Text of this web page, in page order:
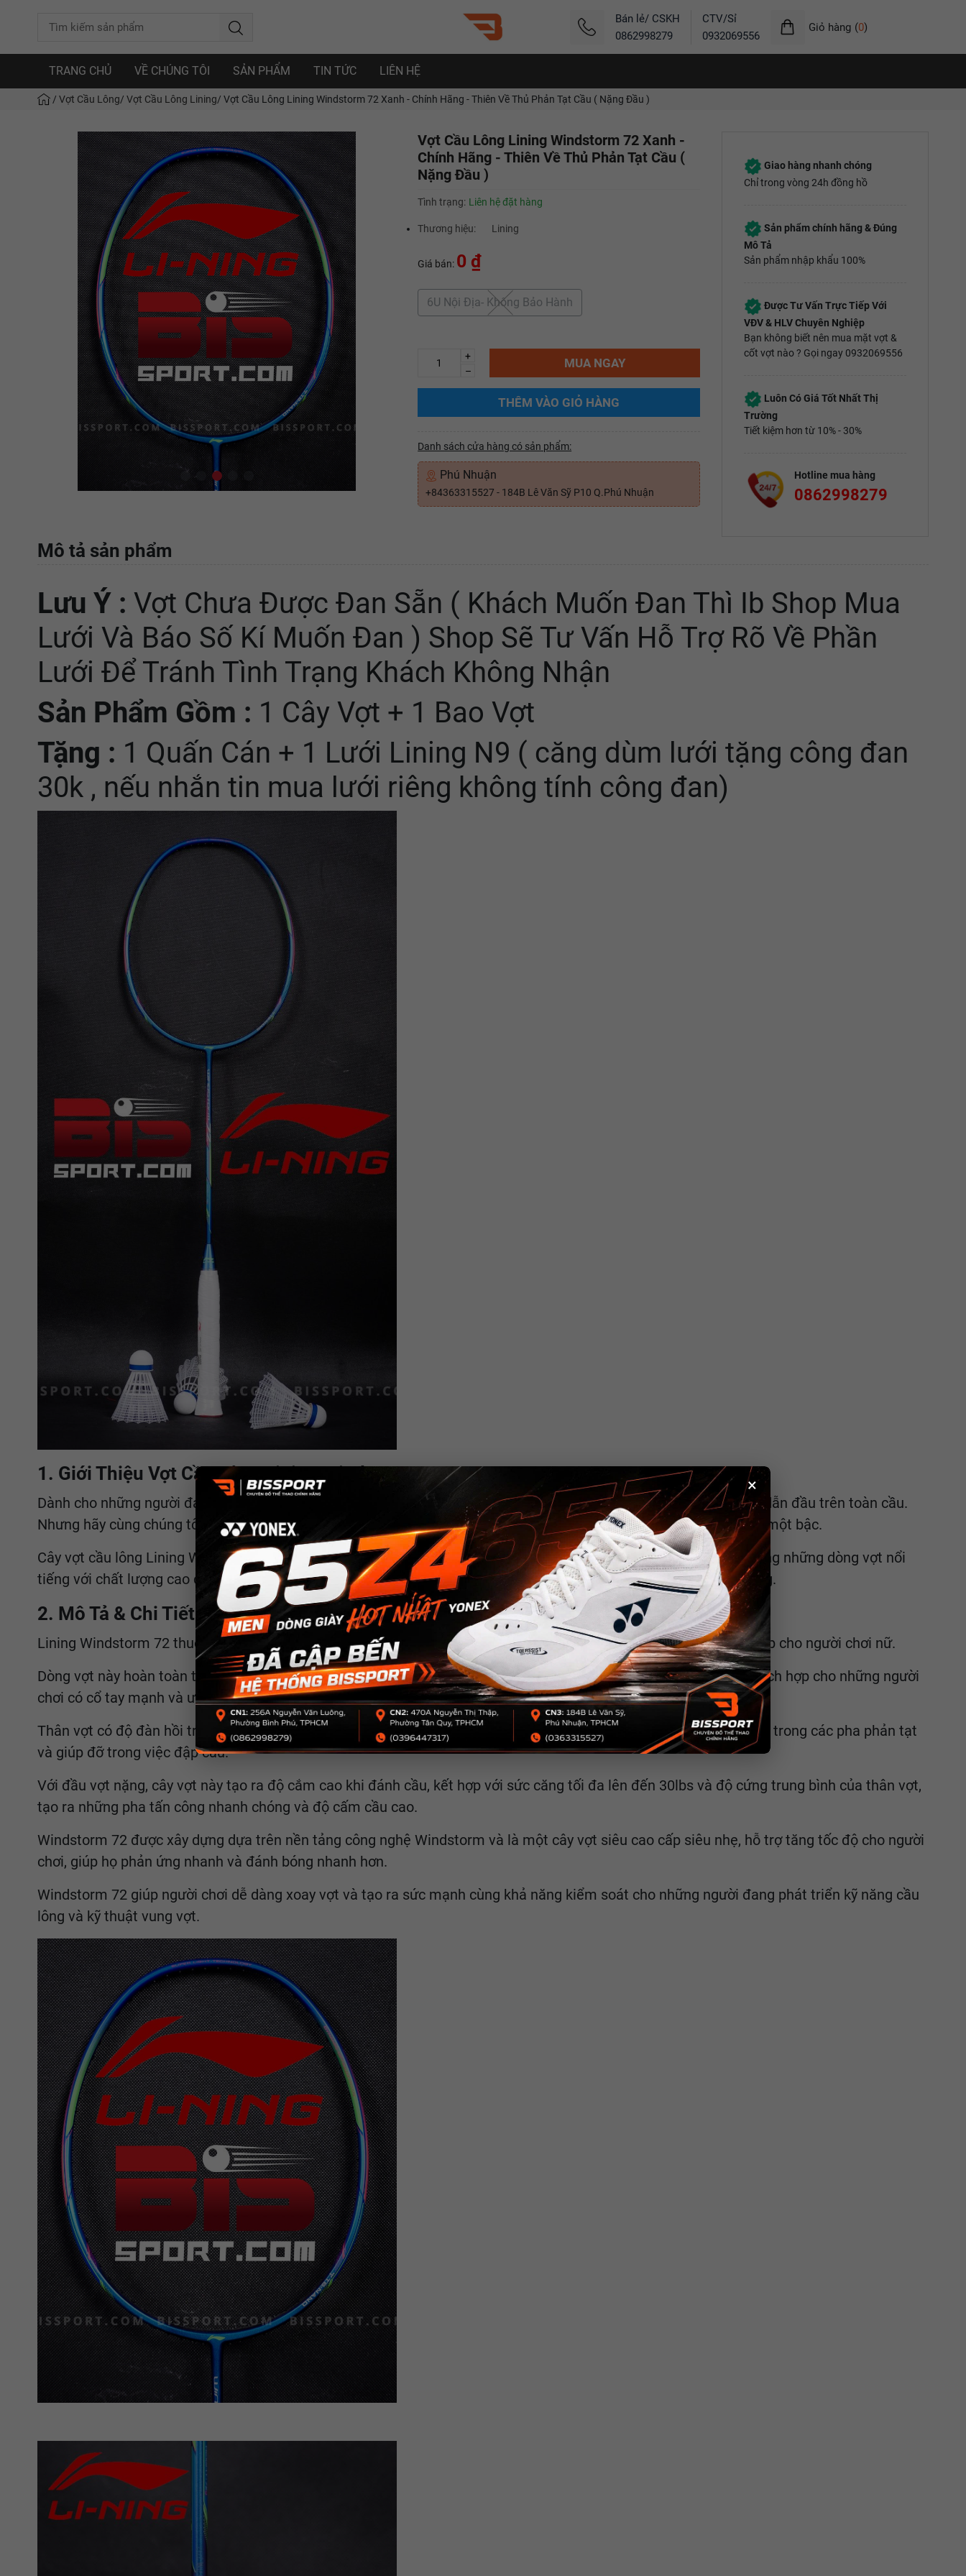
×
Bán lẻ/ CSKH
0862998279
CTV/Sỉ
0932069556
Giỏ hàng (0)
TRANG CHỦ VỀ CHÚNG TÔI SẢN PHẨM TIN TỨC LIÊN HỆ
/ Vợt Cầu Lông/ Vợt Cầu Lông Lining/ Vợt Cầu Lông Lining Windstorm 72 Xanh - Chính Hãng - Thiên Về Thủ Phản Tạt Cầu ( Nặng Đầu )
Vợt Cầu Lông Lining Windstorm 72 Xanh -
Chính Hãng - Thiên Về Thủ Phản Tạt Cầu (
Nặng Đầu )
Tình trạng: Liên hệ đặt hàng
Thương hiệu: Lining
Giá bán: 0 ₫
6U Nội Địa- Không Bảo Hành
+
–
MUA NGAY
THÊM VÀO GIỎ HÀNG
Danh sách cửa hàng có sản phẩm:
Phú Nhuận
+84363315527 - 184B Lê Văn Sỹ P10 Q.Phú Nhuận
Giao hàng nhanh chóng
Chỉ trong vòng 24h đồng hồ
Sản phẩm chính hãng & Đúng
Mô Tả
Sản phẩm nhập khẩu 100%
Được Tư Vấn Trực Tiếp Với
VĐV & HLV Chuyên Nghiệp
Bạn không biết nên mua mặt vợt &
cốt vợt nào ? Gọi ngay 0932069556
Luôn Có Giá Tốt Nhất Thị
Trường
Tiết kiệm hơn từ 10% - 30%
Hotline mua hàng
0862998279
Mô tả sản phẩm
Lưu Ý : Vợt Chưa Được Đan Sẵn ( Khách Muốn Đan Thì Ib Shop Mua
Lưới Và Báo Số Kí Muốn Đan ) Shop Sẽ Tư Vấn Hỗ Trợ Rõ Về Phần
Lưới Để Tránh Tình Trạng Khách Không Nhận
Sản Phẩm Gồm : 1 Cây Vợt + 1 Bao Vợt
Tặng : 1 Quấn Cán + 1 Lưới Lining N9 ( căng dùm lưới tặng công đan
30k , nếu nhắn tin mua lưới riêng không tính công đan)
1. Giới Thiệu Vợt Cầu Lông Lining Windstorm 72
Dành cho những người đam mê cầu lông, hẳn không ai xa lạ với thương hiệu hàng đầu của Nhật Bản - Yonex, đang dẫn đầu trên toàn cầu.
Nhưng hãy cùng chúng tôi khám phá thương hiệu Lining của Trung Quốc, không hề kém cạnh và chỉ xếp sau Yonex một bậc.
Cây vợt cầu lông Lining Windstorm 72 là sản phẩm được Lining sản xuất, mang công nghệ siêu nhẹ. Đây là một trong những dòng vợt nổi
tiếng với chất lượng cao cấp và được trang bị công nghệ tiên tiến và hiện đại nhất trong số các sản phẩm của Lining.
2. Mô Tả & Chi Tiết Vợt Cầu Lông Lining Windstorm 72
Lining Windstorm 72 thuộc dòng vợt nặng đầu, có độ đàn hồi trung bình và trọng lượng vợt siêu nhẹ, nên rất phù hợp cho người chơi nữ.
Dòng vợt này hoàn toàn thích hợp cho lối chơi thiên công, cho phép xoay chuyển vợt một cách linh hoạt, đặc biệt thích hợp cho những người
chơi có cổ tay mạnh và ưa thích đánh cầu bất ngờ.
Thân vợt có độ đàn hồi trung bình, cho phép vung vợt nhanh chóng và giảm sự cản của gió, hỗ trợ lực tay người chơi trong các pha phản tạt
và giúp đỡ trong việc đập cầu.
Với đầu vợt nặng, cây vợt này tạo ra độ cắm cao khi đánh cầu, kết hợp với sức căng tối đa lên đến 30lbs và độ cứng trung bình của thân vợt,
tạo ra những pha tấn công nhanh chóng và độ cấm cầu cao.
Windstorm 72 được xây dựng dựa trên nền tảng công nghệ Windstorm và là một cây vợt siêu cao cấp siêu nhẹ, hỗ trợ tăng tốc độ cho người
chơi, giúp họ phản ứng nhanh và đánh bóng nhanh hơn.
Windstorm 72 giúp người chơi dễ dàng xoay vợt và tạo ra sức mạnh cùng khả năng kiểm soát cho những người đang phát triển kỹ năng cầu
lông và kỹ thuật vung vợt.